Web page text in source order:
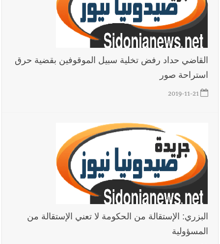
القاضي حداد رفض تخلية سبيل الموقوفين بقضية حرق
استراحة صور
2019-11-21
البزري: الإستقالة من الحكومة لا تعني الإستقالة من
المسؤولية